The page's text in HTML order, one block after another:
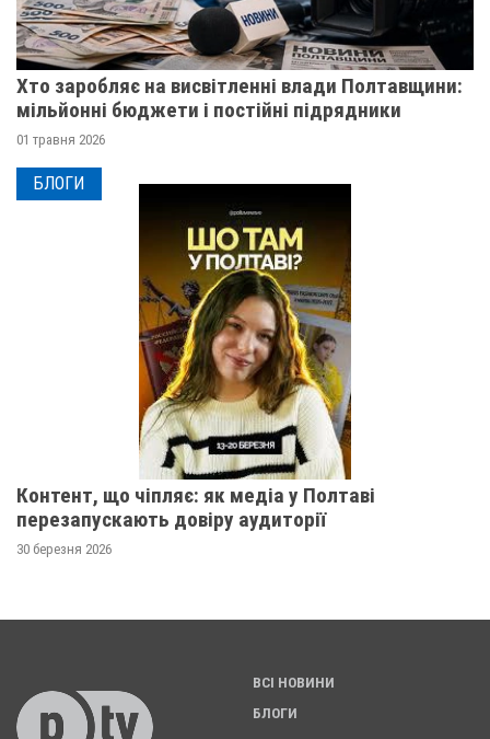
Хто заробляє на висвітленні влади Полтавщини:
мільйонні бюджети і постійні підрядники
01 травня 2026
БЛОГИ
Контент, що чіпляє: як медіа у Полтаві
перезапускають довіру аудиторії
30 березня 2026
ВСІ НОВИНИ
БЛОГИ